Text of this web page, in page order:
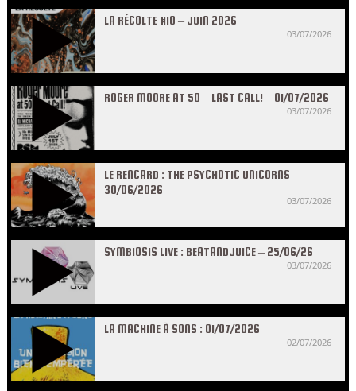
LA RÉCOLTE #10 – JUIN 2026
03/07/2026
ROGER MOORE AT 50 – LAST CALL! – 01/07/2026
03/07/2026
LE RENCARD : THE PSYCHOTIC UNICORNS –
30/06/2026
03/07/2026
SYMBIOSIS LIVE : BEATANDJUICE – 25/06/26
03/07/2026
LA MACHINE À SONS : 01/07/2026
02/07/2026